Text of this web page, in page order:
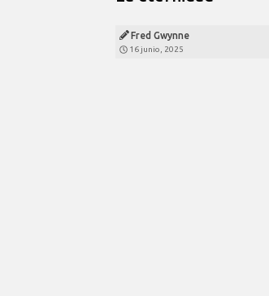
Fred Gwynne
16 junio, 2025